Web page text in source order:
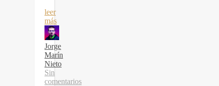
leer
más
Jorge
Marín
Nieto
Sin
comentarios